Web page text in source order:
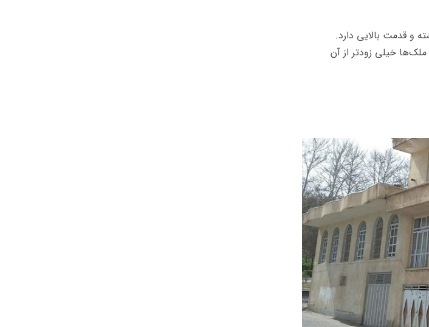
و قدمت بالایی دارد.
ملک‌ها خیلی زودتر از آن